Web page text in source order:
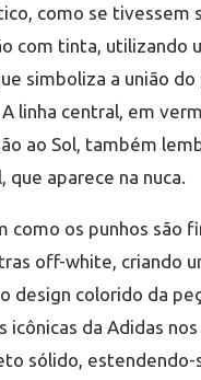
como se tivessem
com tinta, utilizando
simboliza a união
linha central, em
ao Sol, também
que aparece na nuca.
como os punhos são
off-white, criando
design colorido da
icônicas da Adidas
sólido, estendendo-